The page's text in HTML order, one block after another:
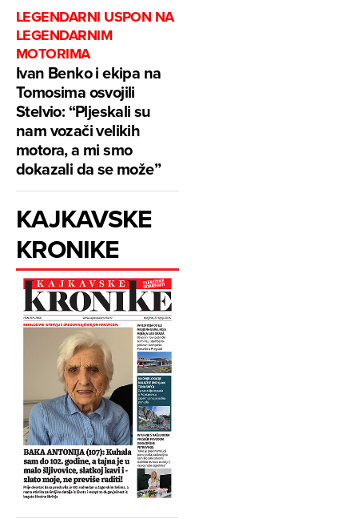
LEGENDARNI USPON NA
LEGENDARNIM
MOTORIMA
Ivan Benko i ekipa na
Tomosima osvojili
Stelvio: “Pljeskali su
nam vozači velikih
motora, a mi smo
dokazali da se može”
KAJKAVSKE
KRONIKE